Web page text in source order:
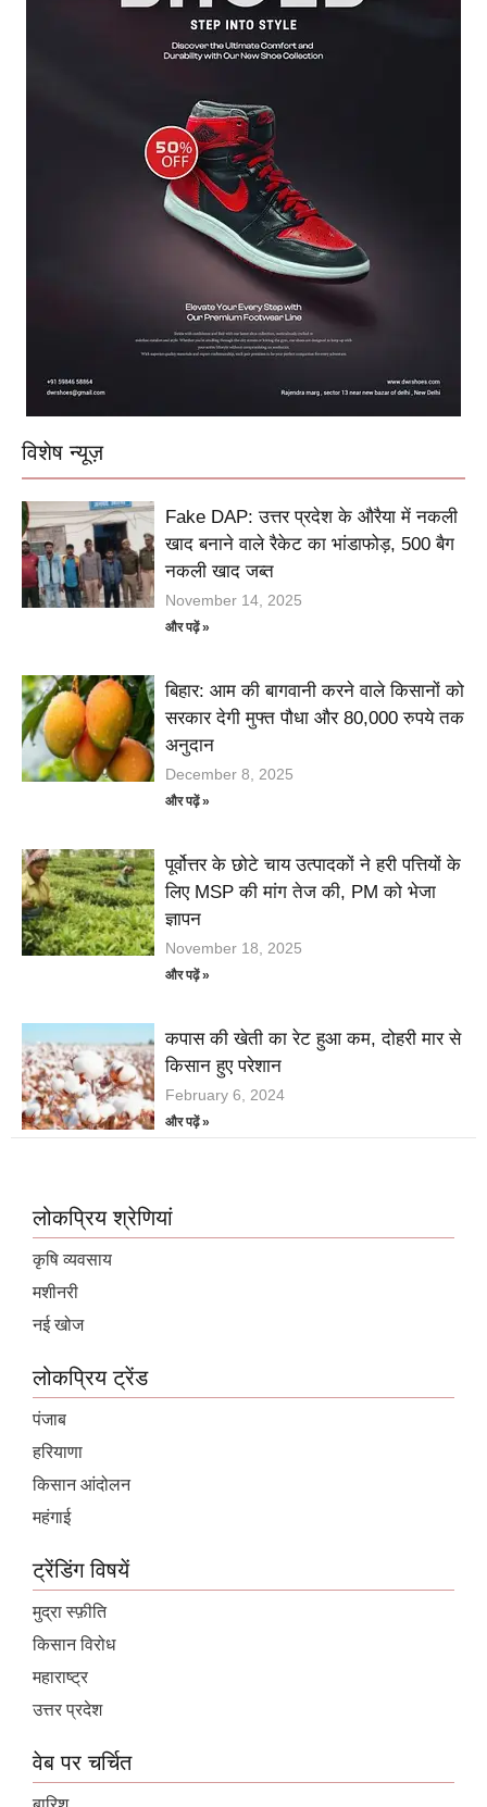
विशेष न्यूज़
Fake DAP: उत्तर प्रदेश के औरैया में नकली
खाद बनाने वाले रैकेट का भांडाफोड़, 500 बैग
नकली खाद जब्त
November 14, 2025
और पढ़ें »
बिहार: आम की बागवानी करने वाले किसानों को
सरकार देगी मुफ्त पौधा और 80,000 रुपये तक
अनुदान
December 8, 2025
और पढ़ें »
पूर्वोत्तर के छोटे चाय उत्पादकों ने हरी पत्तियों के
लिए MSP की मांग तेज की, PM को भेजा
ज्ञापन
November 18, 2025
और पढ़ें »
कपास की खेती का रेट हुआ कम, दोहरी मार से
किसान हुए परेशान
February 6, 2024
और पढ़ें »
लोकप्रिय श्रेणियां
कृषि व्यवसाय
मशीनरी
नई खोज
लोकप्रिय ट्रेंड
पंजाब
हरियाणा
किसान आंदोलन
महंगाई
ट्रेंडिंग विषयें
मुद्रा स्फ़ीति
किसान विरोध
महाराष्ट्र
उत्तर प्रदेश
वेब पर चर्चित